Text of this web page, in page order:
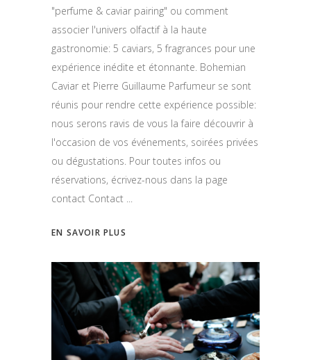
"perfume & caviar pairing" ou comment
associer l'univers olfactif à la haute
gastronomie: 5 caviars, 5 fragrances pour une
expérience inédite et étonnante. Bohemian
Caviar et Pierre Guillaume Parfumeur se sont
réunis pour rendre cette expérience possible:
nous serons ravis de vous la faire découvrir à
l'occasion de vos événements, soirées privées
ou dégustations. Pour toutes infos ou
réservations, écrivez-nous dans la page
contact Contact
EN SAVOIR PLUS